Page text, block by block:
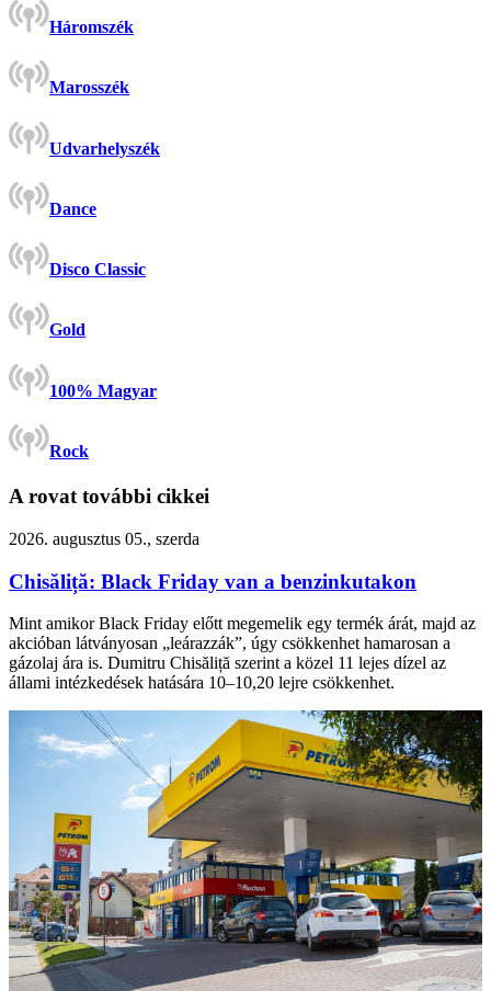
Háromszék
Marosszék
Udvarhelyszék
Dance
Disco Classic
Gold
100% Magyar
Rock
A rovat további cikkei
2026. augusztus 05., szerda
Chisăliță: Black Friday van a benzinkutakon
Mint amikor Black Friday előtt megemelik egy termék árát, majd az
akcióban látványosan „leárazzák”, úgy csökkenhet hamarosan a
gázolaj ára is. Dumitru Chisăliță szerint a közel 11 lejes dízel az
állami intézkedések hatására 10–10,20 lejre csökkenhet.